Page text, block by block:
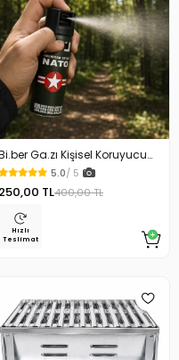
Ga.zı Kişisel Koruyucu
Savunma İçin
5.0/ 5
250,00 TL400,00 TL
Hızlı
Teslimat